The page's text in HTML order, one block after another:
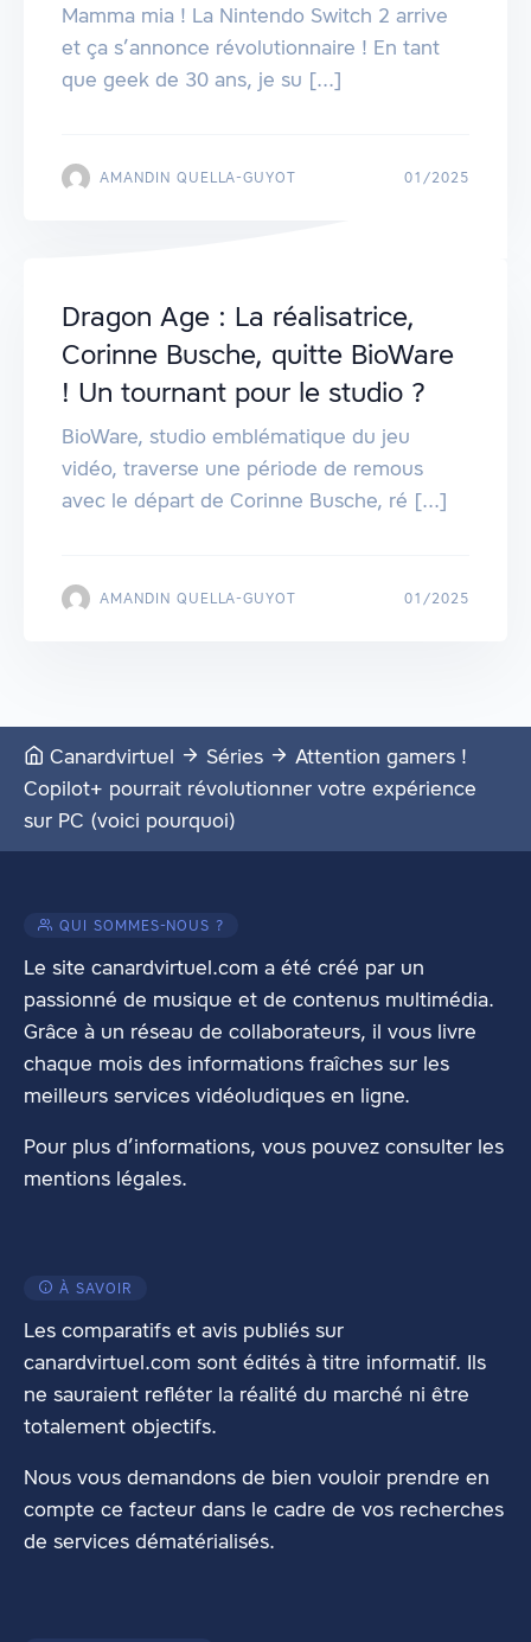
Mamma mia ! La Nintendo Switch 2 arrive
et ça s’annonce révolutionnaire ! En tant
que geek de 30 ans, je su [...]
AMANDIN QUELLA-GUYOT 01/2025
Dragon Age : La réalisatrice,
Corinne Busche, quitte BioWare
! Un tournant pour le studio ?
BioWare, studio emblématique du jeu
vidéo, traverse une période de remous
avec le départ de Corinne Busche, ré [...]
AMANDIN QUELLA-GUYOT 01/2025
Canardvirtuel Séries
Attention gamers !
Copilot+ pourrait révolutionner votre expérience
sur PC (voici pourquoi)
QUI SOMMES-NOUS ?
Le site canardvirtuel.com a été créé par un
passionné de musique et de contenus multimédia.
Grâce à un réseau de collaborateurs, il vous livre
chaque mois des informations fraîches sur les
meilleurs services vidéoludiques en ligne.
Pour plus d’informations, vous pouvez consulter les
mentions légales.
À SAVOIR
Les comparatifs et avis publiés sur
canardvirtuel.com sont édités à titre informatif. Ils
ne sauraient refléter la réalité du marché ni être
totalement objectifs.
Nous vous demandons de bien vouloir prendre en
compte ce facteur dans le cadre de vos recherches
de services dématérialisés.